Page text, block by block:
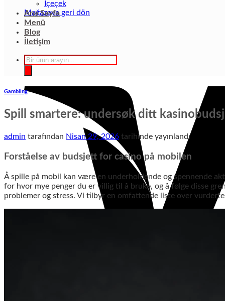
Mağazaya geri dön
İçeçek
Ana Sayfa
Menü
Blog
İletişim
Products
search
Gambling
Spill smartere: undersøk ditt
admin tarafından Nisan 29, 2026 tarihinde yayınlandı
Forståelse av budsjett for casino på mobilen
Å spille på mobil kan være en underholdende og spennende
for hvor mye penger du er villig til å bruke, og å følge disse
problemer og stress. Vi tilbyr en omfattende liste over vurderte